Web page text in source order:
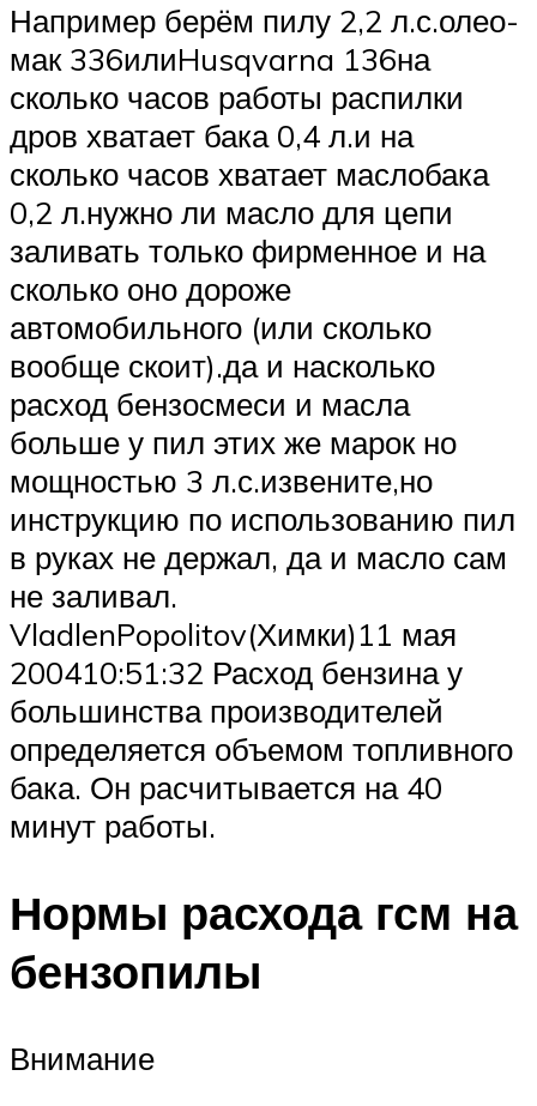
Например берём пилу 2,2 л.с.олео-
мак 336илиHusqvarna 136на
сколько часов работы распилки
дров хватает бака 0,4 л.и на
сколько часов хватает маслобака
0,2 л.нужно ли масло для цепи
заливать только фирменное и на
сколько оно дороже
автомобильного (или сколько
вообще скоит).да и насколько
расход бензосмеси и масла
больше у пил этих же марок но
мощностью 3 л.с.извените,но
инструкцию по использованию пил
в руках не держал, да и масло сам
не заливал.
VladlenPopolitov(Химки)11 мая
200410:51:32 Расход бензина у
большинства производителей
определяется объемом топливного
бака. Он расчитывается на 40
минут работы.
Нормы расхода гсм на
бензопилы
Внимание